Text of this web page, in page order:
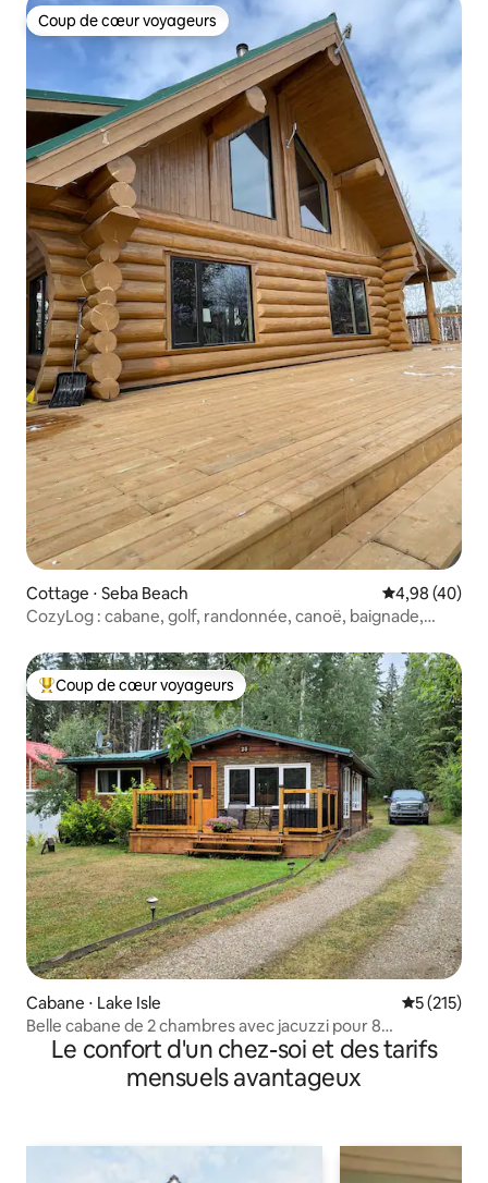
Coup de cœur voyageurs
Coup de cœur voyageurs
Cottage ⋅ Seba Beach Évaluation
4,98 (40)
CozyLog : cabane, golf, randonnée, canoë, baignade,
Coups de cœur voyageurs les plus appréciés
Coup de cœur voyageurs
Cabane ⋅ Lake Isle Évaluation
5 (215)
Belle cabane de 2 chambres avec jacuzzi pour 8
personnes
Le confort d'un chez-soi et des tarifs
mensuels avantageux